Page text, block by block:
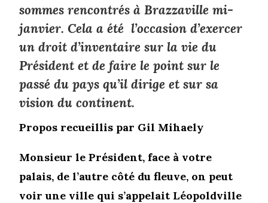
sommes rencontrés à Brazzaville mi-
janvier. Cela a été l’occasion d’exercer
un droit d’inventaire sur la vie du
Président et de faire le point sur le
passé du pays qu’il dirige et sur sa
vision du continent.
Propos recueillis par Gil Mihaely
Monsieur le Président, face à votre
palais, de l’autre côté du fleuve, on peut
voir une ville qui s’appelait Léopoldville